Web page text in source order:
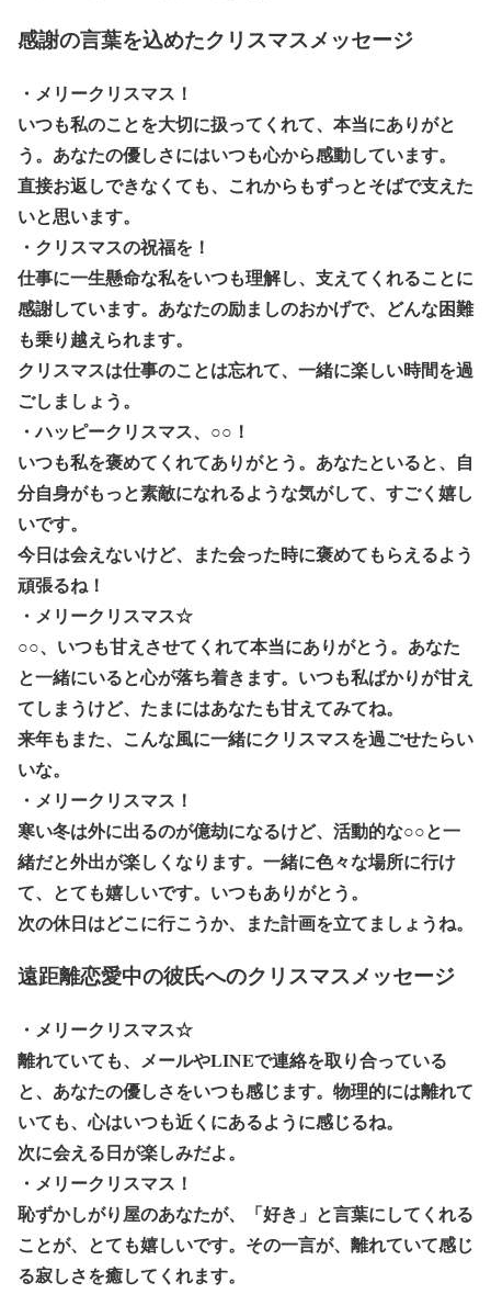
感謝の言葉を込めたクリスマスメッセージ
・メリークリスマス！
いつも私のことを大切に扱ってくれて、本当にありがと
う。あなたの優しさにはいつも心から感動しています。
直接お返しできなくても、これからもずっとそばで支えた
いと思います。
・クリスマスの祝福を！
仕事に一生懸命な私をいつも理解し、支えてくれることに
感謝しています。あなたの励ましのおかげで、どんな困難
も乗り越えられます。
クリスマスは仕事のことは忘れて、一緒に楽しい時間を過
ごしましょう。
・ハッピークリスマス、○○！
いつも私を褒めてくれてありがとう。あなたといると、自
分自身がもっと素敵になれるような気がして、すごく嬉し
いです。
今日は会えないけど、また会った時に褒めてもらえるよう
頑張るね！
・メリークリスマス☆
○○、いつも甘えさせてくれて本当にありがとう。あなた
と一緒にいると心が落ち着きます。いつも私ばかりが甘え
てしまうけど、たまにはあなたも甘えてみてね。
来年もまた、こんな風に一緒にクリスマスを過ごせたらい
いな。
・メリークリスマス！
寒い冬は外に出るのが億劫になるけど、活動的な○○と一
緒だと外出が楽しくなります。一緒に色々な場所に行け
て、とても嬉しいです。いつもありがとう。
次の休日はどこに行こうか、また計画を立てましょうね。
遠距離恋愛中の彼氏へのクリスマスメッセージ
・メリークリスマス☆
離れていても、メールやLINEで連絡を取り合っている
と、あなたの優しさをいつも感じます。物理的には離れて
いても、心はいつも近くにあるように感じるね。
次に会える日が楽しみだよ。
・メリークリスマス！
恥ずかしがり屋のあなたが、「好き」と言葉にしてくれる
ことが、とても嬉しいです。その一言が、離れていて感じ
る寂しさを癒してくれます。